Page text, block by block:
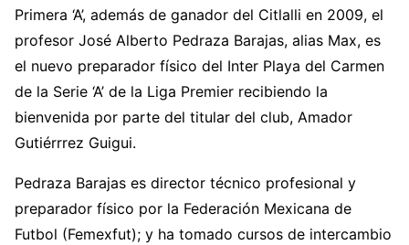
Primera ‘A’, además de ganador del Citlalli en 2009, el
profesor José Alberto Pedraza Barajas, alias Max, es
el nuevo preparador físico del Inter Playa del Carmen
de la Serie ‘A’ de la Liga Premier recibiendo la
bienvenida por parte del titular del club, Amador
Gutiérrrez Guigui.
Pedraza Barajas es director técnico profesional y
preparador físico por la Federación Mexicana de
Futbol (Femexfut); y ha tomado cursos de intercambio